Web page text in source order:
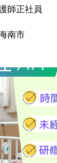
師正社員
南市